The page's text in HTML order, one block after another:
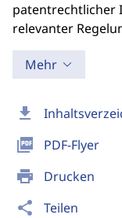
download
picture_as_pdf PDF-Flyer
print Drucken
share Teilen
patentrechtlicher
relevanter
Mehr